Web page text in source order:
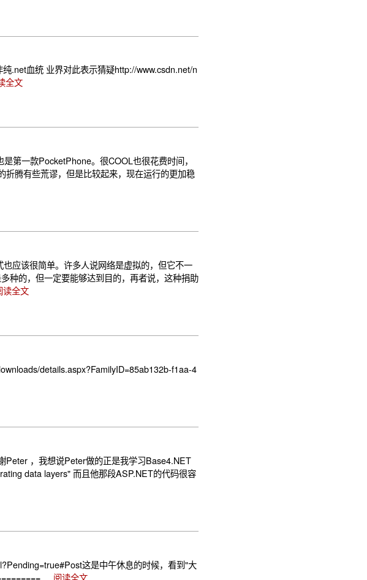
.net血统 业界对此表示猜疑http://www.csdn.net/n
全文
第一款PocketPhone。很COOL也很花费时间，
腾有些荒谬，但是比较起来，现在运行的更加稳
应该很简单。许多人说网络是虚拟的，但它不一
种的，但一定要能够达到目的，再者说，这种捐助
读全文
details.aspx?FamilyID=85ab132b-f1aa-4
Peter ，我想说Peter做的正是我学习Base4.NET
data layers" 而且他那段ASP.NET的代码很容
这是中午休息的时候，看到"大
阅读全文